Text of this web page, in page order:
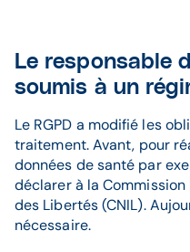
Le responsable
soumis à un
Le RGPD a modifié les
traitement. Avant, pour
données de santé par
déclarer à la
des Libertés (CNIL).
nécessaire.